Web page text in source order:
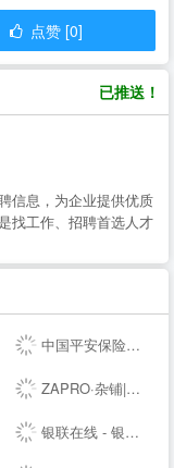
点赞 [0]
已推送！
信息，为企业提供优质
找工作、招聘首选人才
中国平安保险集团提供专业的保险、银行、投资、贷款、理财服务
ZAPRO·杂铺|发现美好，分享快乐！
银联在线 - 银联网上手机充值缴费,网上信用卡还款 安全,快捷,高效!